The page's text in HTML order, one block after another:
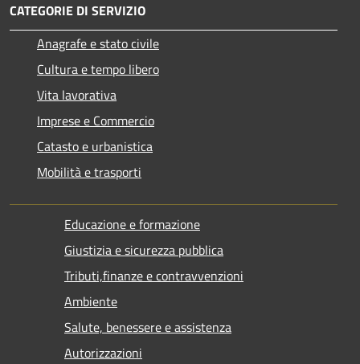
CATEGORIE DI SERVIZIO
Anagrafe e stato civile
Cultura e tempo libero
Vita lavorativa
Imprese e Commercio
Catasto e urbanistica
Mobilità e trasporti
Educazione e formazione
Giustizia e sicurezza pubblica
Tributi,finanze e contravvenzioni
Ambiente
Salute, benessere e assistenza
Autorizzazioni